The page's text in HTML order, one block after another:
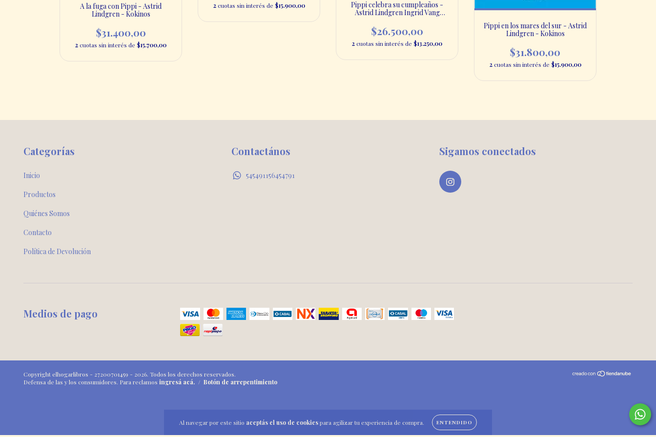
Al navegar por este sitio aceptás el uso de cookiespara agilizar tu experiencia de compra. ENTENDIDO
A la fuga con Pippi - Astrid
Lindgren - Kokinos
$31.400,00
2cuotas sin interés de $15.700,00
2 cuotas sin interés de $15.900,00
Pippi celebra su cumpleaños -
Astrid Lindgren Ingrid Vang
$26.500,00
2cuotas sin interés de $13.250,00
Pippi en los mares del sur - Astrid
Lindgren - Kokinos
$31.800,00
2 cuotas sin interés de $15.900,00
Categorías
Inicio
Productos
Quiénes Somos
Contacto
Política de Devolución
Contactános
545491156454791
Sigamos conectados
Medios de pago
Copyright elhogarlibros - 27200701459 - 2026. Todos los derechos reservados.
Defensa de las y los consumidores. Para reclamos ingresá acá. / Botón de arrepentimiento